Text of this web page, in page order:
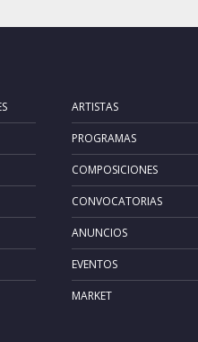
ARTISTAS
PROGRAMAS
COMPOSICIONES
CONVOCATORIAS
ANUNCIOS
EVENTOS
MARKET